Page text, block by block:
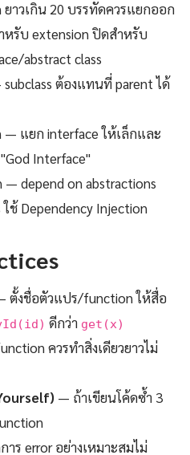
าวเกิน 20 บรรทัดควรแยกออก
หรับ extension ปิดสำหรับ
abstract class
ต้องแทนที่ parent ได้
— แยก interface ให้เล็กและ
"God Interface"
— depend on abstractions
ช้ Dependency Injection
ตั้งชื่อตัวแปร/function ให้สื่อ
ดีกว่า get(x)
ควรทำสิ่งเดียวยาวไม่
— ถ้าเขียนโค้ดซ้ำ 3
าร error อย่างเหมาะสมไม่